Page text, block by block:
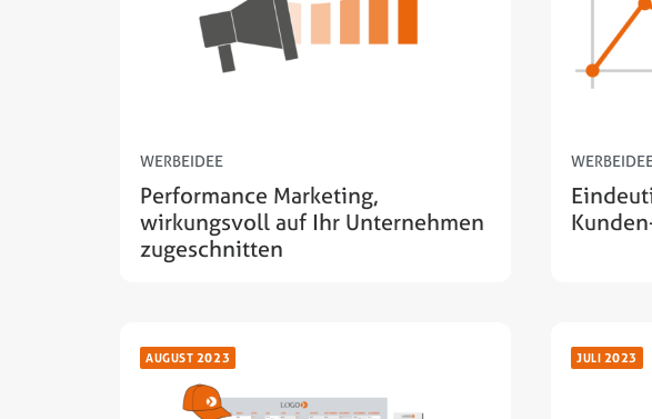
WERBEIDEE
Performance Marketing,
wirkungsvoll auf Ihr Unternehmen
zugeschnitten
AUGUST 2023 JULI 2023